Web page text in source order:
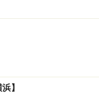
】